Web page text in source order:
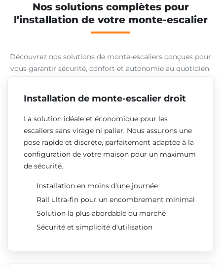
Nos solutions complètes pour
l'installation de votre monte-escalier
Découvrez nos solutions de monte-escaliers conçues pour
vous garantir sécurité, confort et autonomie au quotidien.
Installation de monte-escalier droit
La solution idéale et économique pour les
escaliers sans virage ni palier. Nous assurons une
pose rapide et discrète, parfaitement adaptée à la
configuration de votre maison pour un maximum
de sécurité.
Installation en moins d'une journée
Rail ultra-fin pour un encombrement minimal
Solution la plus abordable du marché
Sécurité et simplicité d'utilisation